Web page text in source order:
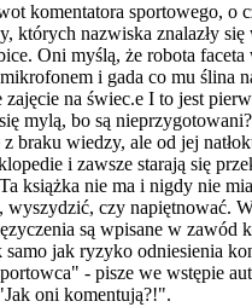
komentatora sportowego, o
których nazwiska znalazły
Oni myślą, że robota faceta
i gada co mu ślina
zajęcie na świec.e I to jest
mylą, bo są
braku wiedzy, ale od jej
i zawsze starają się
książka nie ma i nigdy nie
wyszydzić, czy napiętnować.
są wpisane w zawód
samo jak ryzyko odniesienia
- pisze we wstępie
oni komentują?!".